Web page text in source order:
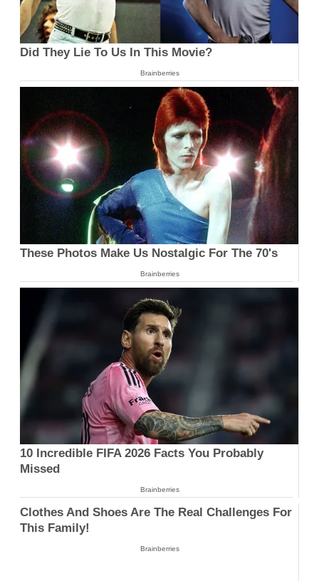
Did They Lie To Us In This Movie?
Brainberries
These Photos Make Us Nostalgic For The 70's
Brainberries
10 Incredible FIFA 2026 Facts You Probably
Missed
Brainberries
Clothes And Shoes Are The Real Challenges For
This Family!
Brainberries